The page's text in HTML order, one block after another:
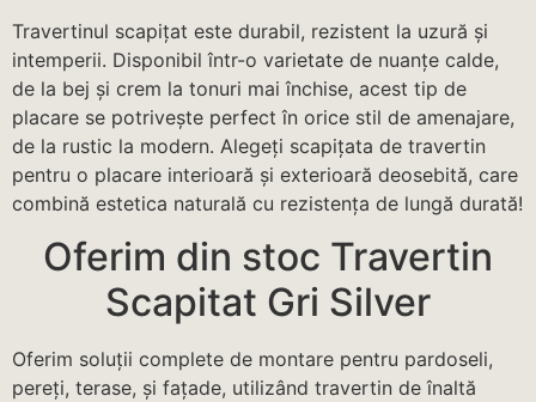
Travertinul scapițat este durabil, rezistent la uzură și
intemperii. Disponibil într-o varietate de nuanțe calde,
de la bej și crem la tonuri mai închise, acest tip de
placare se potrivește perfect în orice stil de amenajare,
de la rustic la modern. Alegeți scapițata de travertin
pentru o placare interioară și exterioară deosebită, care
combină estetica naturală cu rezistența de lungă durată!
Oferim din stoc Travertin
Scapitat Gri Silver
Oferim soluții complete de montare pentru pardoseli,
pereți, terase, și fațade, utilizând travertin de înaltă